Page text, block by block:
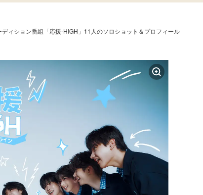
ィション番組「応援-HIGH」11人のソロショット＆プロフィール